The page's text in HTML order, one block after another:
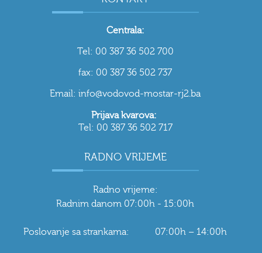
Centrala:
Tel: 00 387 36 502 700
fax: 00 387 36 502 737
Email: info@vodovod-mostar-rj2.ba
Prijava kvarova:
Tel: 00 387 36 502 717
RADNO VRIJEME
Radno vrijeme:
Radnim danom 07:00h - 15:00h
Poslovanje sa strankama: 07:00h – 14:00h